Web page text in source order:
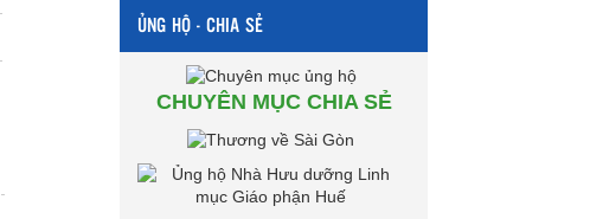
ỦNG HỘ - CHIA SẺ
CHUYÊN MỤC CHIA SẺ